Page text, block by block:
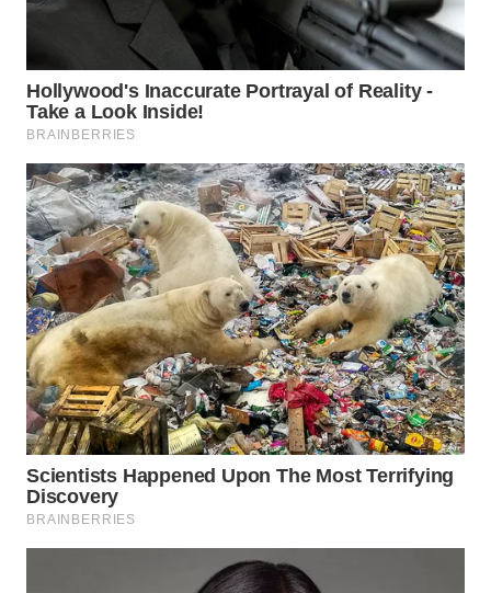
KEPULAUAN
WN
TANGERANG
WN
BINJAI
WN
CIREBON
WN
INDRAMAYU
WN
KUNINGAN
WN
MAJALENGKA